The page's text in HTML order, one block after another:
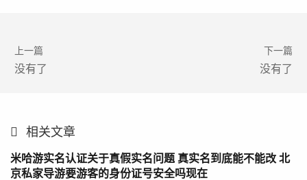
上一篇
没有了
下一篇
没有了
相关文章
米哈游实名认证关于真假实名问题 真实名到底能不能改 北
京私家导游要游客的身份证号安全吗现在